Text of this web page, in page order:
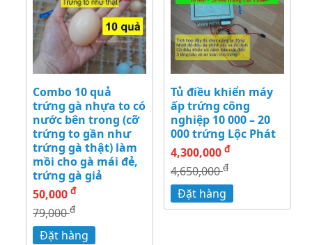
Combo 10 quả
trứng gà nhựa to có
nước bên trong (cỡ
trứng to gần như
trứng gà thật) làm
mồi cho gà mái đẻ,
trứng gà giả
50,000 đ
79,000đ
Đặt hàng
Tủ điều khiển máy
ấp trứng công
nghiệp 10 000 – 20
000 trứng Lộc Phát
4,300,000 đ
4,650,000đ
Đặt hàng